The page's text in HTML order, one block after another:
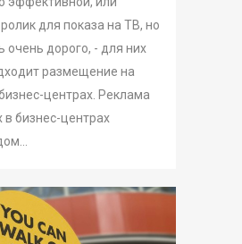
для показа на ТВ, но
очень дорого, - для них
размещение на
центрах. Реклама
в бизнес-центрах